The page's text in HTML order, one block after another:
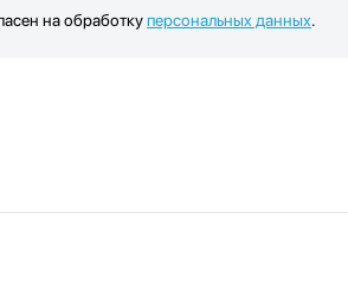
на обработкуперсональных данных.